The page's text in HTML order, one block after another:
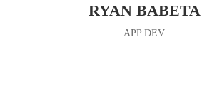
RYAN BABETA
APP DEV